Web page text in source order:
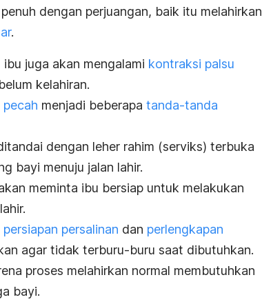
dengan perjuangan, baik itu melahirkan
.
juga akan mengalami kontraksi palsu
kelahiran.
menjadi beberapa tanda-tanda
dengan leher rahim (serviks) terbuka
bayi menuju jalan lahir.
meminta ibu bersiap untuk melakukan
persiapan persalinan dan perlengkapan
agar tidak terburu-buru saat dibutuhkan.
proses melahirkan normal membutuhkan
bayi.